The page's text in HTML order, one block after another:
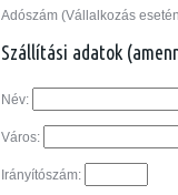
Adószám (Vállalkozás
Szállítási adatok
Név:
Város:
Irányítószám: